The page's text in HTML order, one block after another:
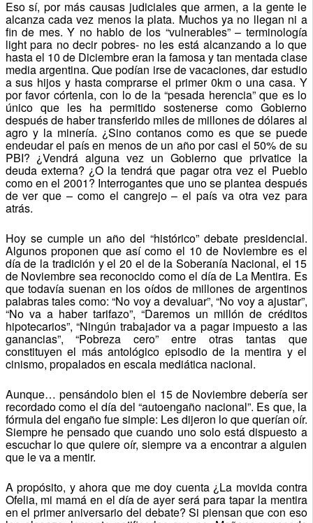
Eso sí, por más causas judiciales que armen, a la gente le
alcanza cada vez menos la plata. Muchos ya no llegan ni a
fin de mes. Y no hablo de los “vulnerables” – terminología
light para no decir pobres- no les está alcanzando a lo que
hasta el 10 de Diciembre eran la famosa y tan mentada clase
media argentina. Que podían irse de vacaciones, dar estudio
a sus hijos y hasta comprarse el primer 0km o una casa. Y
por favor córtenla, con lo de la “pesada herencia” que es lo
único que les ha permitido sostenerse como Gobierno
después de haber transferido miles de millones de dólares al
agro y la minería. ¿Sino contanos como es que se puede
endeudar el país en menos de un año por casi el 50% de su
PBI? ¿Vendrá alguna vez un Gobierno que privatice la
deuda externa? ¿O la tendrá que pagar otra vez el Pueblo
como en el 2001? Interrogantes que uno se plantea después
de ver que – como el cangrejo – el país va otra vez para
atrás.
Hoy se cumple un año del “histórico” debate presidencial.
Algunos proponen que así como el 10 de Noviembre es el
día de la tradición y el 20 el de la Soberanía Nacional, el 15
de Noviembre sea reconocido como el día de La Mentira. Es
que todavía suenan en los oídos de millones de argentinos
palabras tales como: “No voy a devaluar”, “No voy a ajustar”,
“No va a haber tarifazo”, “Daremos un millón de créditos
hipotecarios”, “Ningún trabajador va a pagar impuesto a las
ganancias”, “Pobreza cero” entre otras tantas que
constituyen el más antológico episodio de la mentira y el
cinismo, propalados en escala mediática nacional.
Aunque… pensándolo bien el 15 de Noviembre debería ser
recordado como el día del “autoengaño nacional”. Es que, la
fórmula del engaño fue simple: Les dijeron lo que querían oír.
Siempre he pensado que cuando uno solo está dispuesto a
escuchar lo que quiere oír, siempre va a encontrar a alguien
que le va a mentir.
A propósito, y ahora que me doy cuenta ¿La movida contra
Ofelia, mi mamá en el día de ayer será para tapar la mentira
en el primer aniversario del debate? Si piensan que con eso